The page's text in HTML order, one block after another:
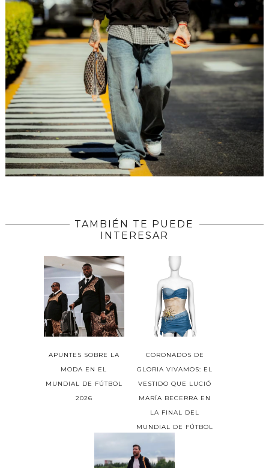
TAMBIÉN TE PUEDE
INTERESAR
APUNTES SOBRE LA
MODA EN EL
MUNDIAL DE FÚTBOL
2026
CORONADOS DE
GLORIA VIVAMOS: EL
VESTIDO QUE LUCIÓ
MARÍA BECERRA EN
LA FINAL DEL
MUNDIAL DE FÚTBOL